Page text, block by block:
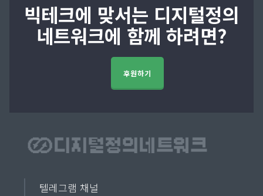
빅테크에 맞서는 디지털정의
네트워크에 함께 하려면?
후원하기
텔레그램 채널